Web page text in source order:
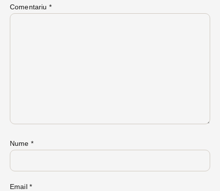
Comentariu *
Nume *
Email *